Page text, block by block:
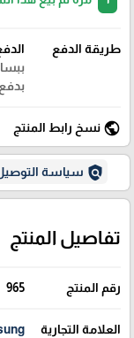
طريقة الدفع
public نسخ رابط المنتج
policy سياسة
تفاصيل المنتج
رقم المنتج 965
العلامة التجارية